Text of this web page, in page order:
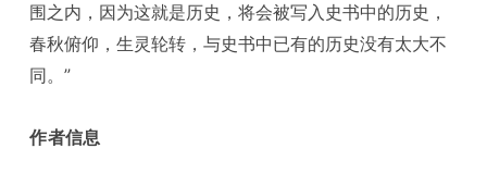
围之内，因为这就是历史，将会被写入史书中的历史，
春秋俯仰，生灵轮转，与史书中已有的历史没有太大不
同。”
作者信息